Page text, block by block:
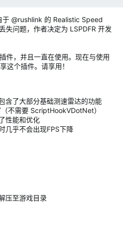
@rushlink 的 Realistic Speed
失问题，作者决定为 LSPDFR 开发
件，并且一直在使用。现在与使用
这个插件。请享用！
含了大部分基础测速雷达的功能
不需要 ScriptHookVDotNet）
性能和优化
几乎不会出现FPS下降
压至游戏目录